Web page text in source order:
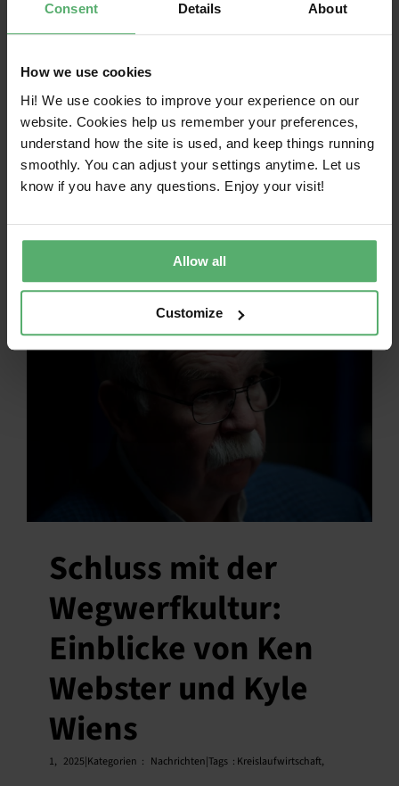
Consent Details About
How we use cookies
Hi! We use cookies to improve your experience on our
website. Cookies help us remember your preferences,
understand how the site is used, and keep things running
smoothly. You can adjust your settings anytime. Let us
know if you have any questions. Enjoy your visit!
Allow all
Customize
Klimaemissionen
durch intelligentere
Beschaffung
23, 2025|Kategorien : Nachrichten|Tags :
Die niederländische Bank ABN AMRO
handlungsorientierten Ansatz zur
Verringerung der Klimaemissionen, wobei
die Beschaffung ein wichtiges Instrument ist.
Schluss mit der
Wegwerfkultur:
Einblicke von Ken
Webster und Kyle
Wiens
1, 2025|Kategorien : Nachrichten|Tags : Kreislaufwirtschaft,